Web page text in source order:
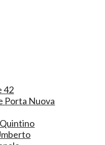
42
Porta Nuova